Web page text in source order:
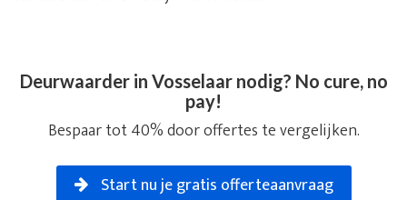
Deurwaarder in Vosselaar nodig? No cure, no
pay!
Bespaar tot 40% door offertes te vergelijken.
Start nu je gratis offerteaanvraag